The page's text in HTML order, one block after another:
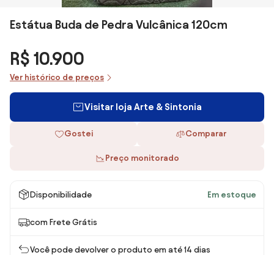
Estátua Buda de Pedra Vulcânica 120cm
R$ 10.900
Ver histórico de preços
Visitar loja Arte & Sintonia
Gostei Comparar
Preço monitorado
Disponibilidade Em estoque
com Frete Grátis
Você pode devolver o produto em até 14 dias